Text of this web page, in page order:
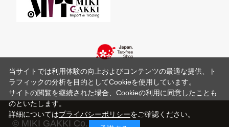
© MIKI GAKKI Co.,Ltd.
当サイトでは利用体験の向上およびコンテンツの最適な提供、ト
ラフィックの分析を目的としてCookieを使用しています。
サイトの閲覧を継続された場合、Cookieの利用に同意したことも
のといたします。
詳細についてはプライバシーポリシーをご確認ください。